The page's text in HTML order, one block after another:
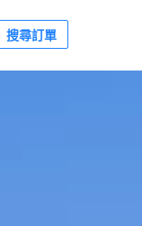
搜尋訂單